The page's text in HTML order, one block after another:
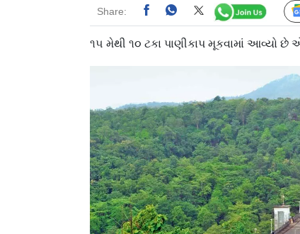
Share:
૧૫ મેથી ૧૦ ટકા પાણીકાપ મૂકવામાં આવ્યો